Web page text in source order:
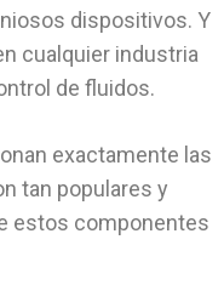
dispositivos. Y
cualquier industria
de fluidos.
exactamente las
tan populares y
estos componentes